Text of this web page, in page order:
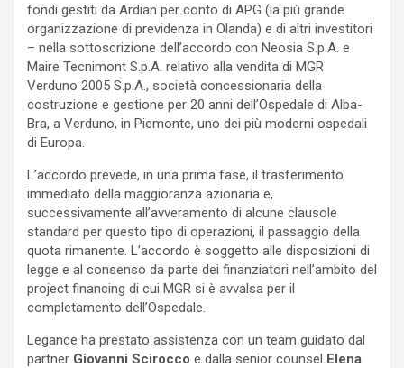
fondi gestiti da Ardian per conto di APG (la più grande
organizzazione di previdenza in Olanda) e di altri investitori
– nella sottoscrizione dell’accordo con Neosia S.p.A. e
Maire Tecnimont S.p.A. relativo alla vendita di MGR
Verduno 2005 S.p.A., società concessionaria della
costruzione e gestione per 20 anni dell’Ospedale di Alba-
Bra, a Verduno, in Piemonte, uno dei più moderni ospedali
di Europa.
L’accordo prevede, in una prima fase, il trasferimento
immediato della maggioranza azionaria e,
successivamente all’avveramento di alcune clausole
standard per questo tipo di operazioni, il passaggio della
quota rimanente. L’accordo è soggetto alle disposizioni di
legge e al consenso da parte dei finanziatori nell’ambito del
project financing di cui MGR si è avvalsa per il
completamento dell’Ospedale.
Legance ha prestato assistenza con un team guidato dal
partner Giovanni Scirocco e dalla senior counsel Elena